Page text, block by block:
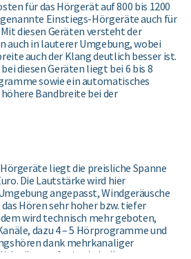
für das Hörgerät auf 800 bis 1200
Einstiegs-Hörgeräte auch für
diesen Geräten versteht der
auch in lauterer Umgebung, wobei
auch der Klang deutlich besser ist.
diesen Geräten liegt bei 6 bis 8
sowie ein automatisches
Bandbreite bei der
liegt die preisliche Spanne
Die Lautstärke wird hier
angepasst, Windgeräusche
Hören sehr hoher bzw. tiefer
wird technisch mehr geboten,
dazu 4 – 5 Hörprogramme und
dank mehrkanaliger
gibt es oft eine kabellose